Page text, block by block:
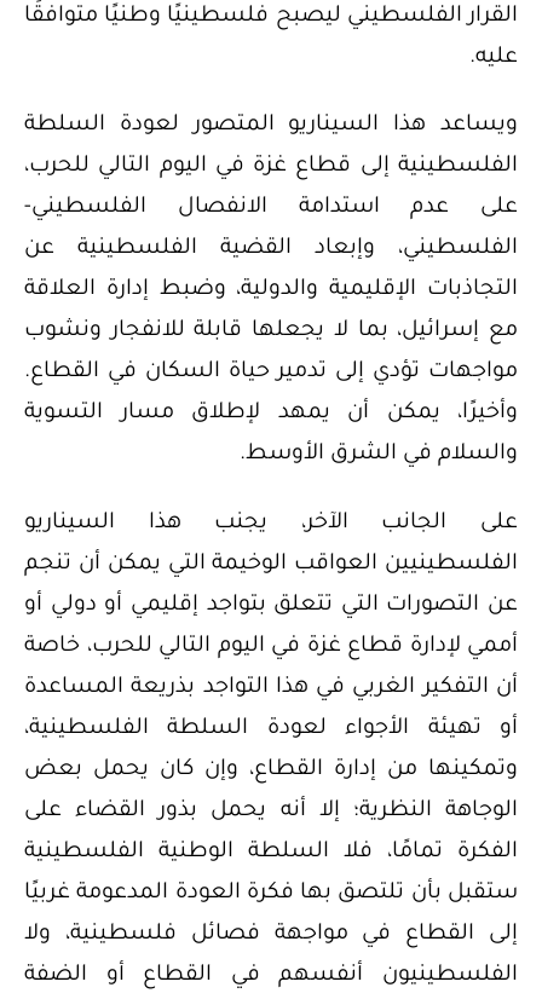
القرار الفلسطيني ليصبح فلسطينيًا وطنيًا متوافقًا
عليه.
ويساعد هذا السيناريو المتصور لعودة السلطة
الفلسطينية إلى قطاع غزة في اليوم التالي للحرب،
على عدم استدامة الانفصال الفلسطيني-
الفلسطيني، وإبعاد القضية الفلسطينية عن
التجاذبات الإقليمية والدولية، وضبط إدارة العلاقة
مع إسرائيل، بما لا يجعلها قابلة للانفجار ونشوب
مواجهات تؤدي إلى تدمير حياة السكان في القطاع.
وأخيرًا، يمكن أن يمهد لإطلاق مسار التسوية
والسلام في الشرق الأوسط.
على الجانب الآخر، يجنب هذا السيناريو
الفلسطينيين العواقب الوخيمة التي يمكن أن تنجم
عن التصورات التي تتعلق بتواجد إقليمي أو دولي أو
أممي لإدارة قطاع غزة في اليوم التالي للحرب، خاصة
أن التفكير الغربي في هذا التواجد بذريعة المساعدة
أو تهيئة الأجواء لعودة السلطة الفلسطينية،
وتمكينها من إدارة القطاع، وإن كان يحمل بعض
الوجاهة النظرية؛ إلا أنه يحمل بذور القضاء على
الفكرة تمامًا، فلا السلطة الوطنية الفلسطينية
ستقبل بأن تلتصق بها فكرة العودة المدعومة غربيًا
إلى القطاع في مواجهة فصائل فلسطينية، ولا
الفلسطينيون أنفسهم في القطاع أو الضفة